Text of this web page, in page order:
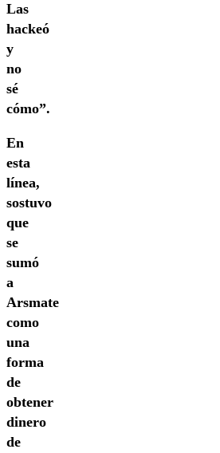
Las
hackeó
y
no
sé
cómo”.
En
esta
línea,
sostuvo
que
se
sumó
a
Arsmate
como
una
forma
de
obtener
dinero
de